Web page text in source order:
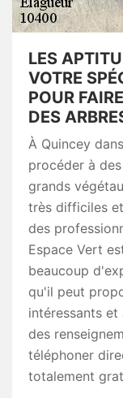
LES
VOTRE
POUR
DES
À Quincey
procéder à
grands
très difficiles
des
Espace Vert
beaucoup
qu'il peut
intéressants et
des
téléphoner
totalement